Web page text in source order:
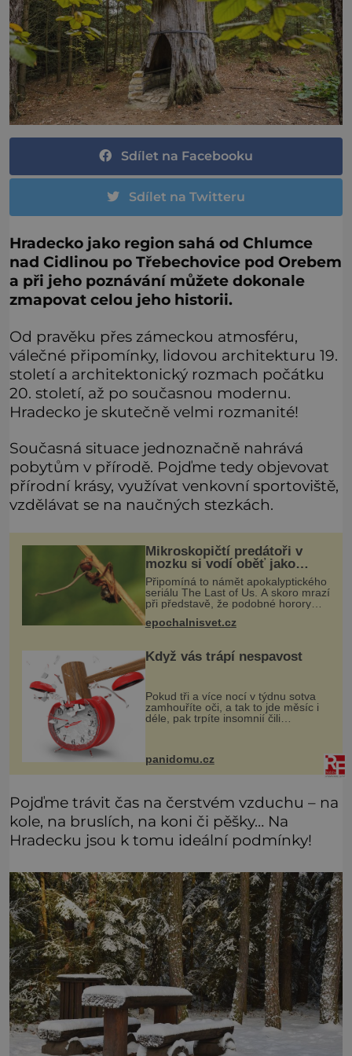
Sdílet na Facebooku
Sdílet na Twitteru
Hradecko jako region sahá od Chlumce
nad Cidlinou po Třebechovice pod Orebem
a při jeho poznávání můžete dokonale
zmapovat celou jeho historii.
Od pravěku přes zámeckou atmosféru,
válečné připomínky, lidovou architekturu 19.
století a architektonický rozmach počátku
20. století, až po současnou modernu.
Hradecko je skutečně velmi rozmanité!
Současná situace jednoznačně nahrává
pobytům v přírodě. Pojďme tedy objevovat
přírodní krásy, využívat venkovní sportoviště,
vzdělávat se na naučných stezkách.
Mikroskopičtí predátoři v
mozku si vodí oběť jako
loutku
Připomíná to námět apokalyptického
seriálu The Last of Us. A skoro mrazí
při představě, že podobné horory
probíhají v přírodě běžně – s tím
rozdílem, že nejde pouze o infekce
epochalnisvet.cz
Když vás trápí nespavost
Pokud tři a více nocí v týdnu sotva
zamhouříte oči, a tak to jde měsíc i
déle, pak trpíte insomnií čili
panidomu.cz
Pojďme trávit čas na čerstvém vzduchu – na
kole, na bruslích, na koni či pěšky… Na
Hradecku jsou k tomu ideální podmínky!